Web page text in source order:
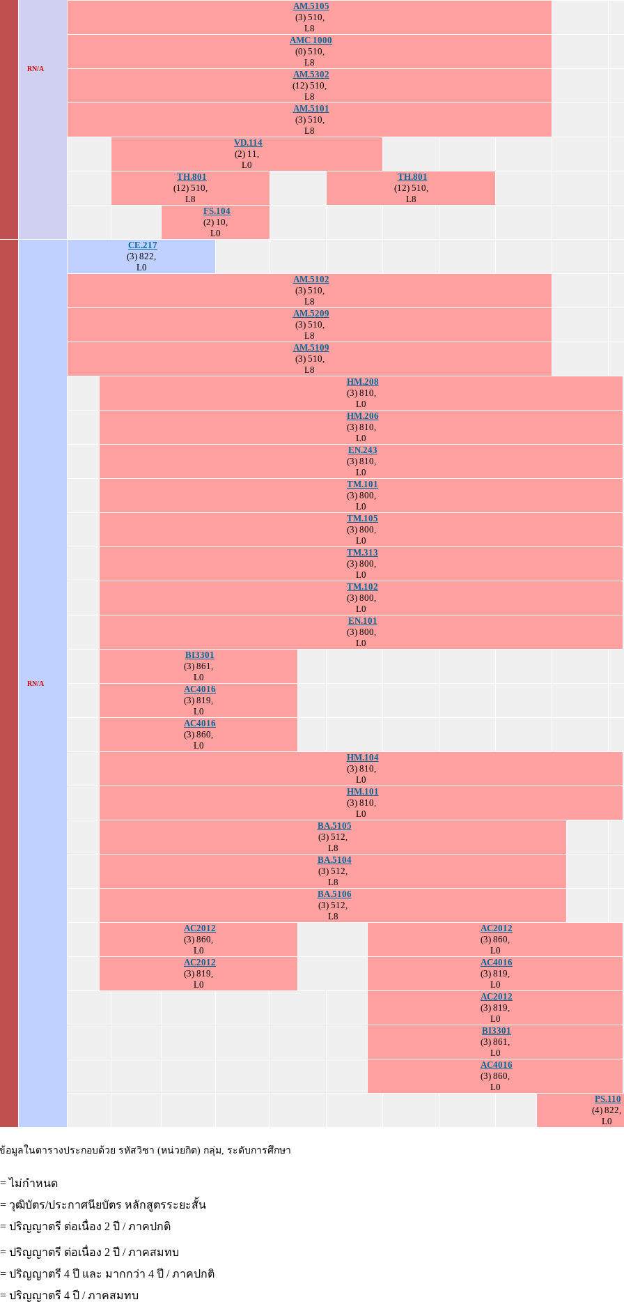
RN/A
AM.5105
(3) 510,
L8
AMC 1000
(0) 510,
L8
AM.5302
(12) 510,
L8
AM.5101
(3) 510,
L8
VD.114
(2) 11,
L0
TH.801
(12) 510,
L8
TH.801
(12) 510,
L8
FS.104
(2) 10,
L0
RN/A
CE.217
(3) 822,
L0
AM.5102
(3) 510,
L8
AM.5209
(3) 510,
L8
AM.5109
(3) 510,
L8
HM.208
(3) 810,
L0
HM.206
(3) 810,
L0
EN.243
(3) 810,
L0
TM.101
(3) 800,
L0
TM.105
(3) 800,
L0
TM.313
(3) 800,
L0
TM.102
(3) 800,
L0
EN.101
(3) 800,
L0
BI3301
(3) 861,
L0
AC4016
(3) 819,
L0
AC4016
(3) 860,
L0
HM.104
(3) 810,
L0
HM.101
(3) 810,
L0
BA.5105
(3) 512,
L8
BA.5104
(3) 512,
L8
BA.5106
(3) 512,
L8
AC2012
(3) 860,
L0
AC2012
(3) 860,
L0
AC2012
(3) 819,
L0
AC4016
(3) 819,
L0
AC2012
(3) 819,
L0
BI3301
(3) 861,
L0
AC4016
(3) 860,
L0
PS.110
(4) 822,
L0
อมูลในตารางประกอบด้วย รหัสวิชา (หน่วยกิต) กลุ่ม, ระดับการศึกษา
ไม่กำหนด
วุฒิบัตร/ประกาศนียบัตร หลักสูตรระยะสั้น
ปริญญาตรี ต่อเนื่อง 2 ปี / ภาคปกติ
ปริญญาตรี ต่อเนื่อง 2 ปี / ภาคสมทบ
ปริญญาตรี 4 ปี และ มากกว่า 4 ปี / ภาคปกติ
ปริญญาตรี 4 ปี / ภาคสมทบ